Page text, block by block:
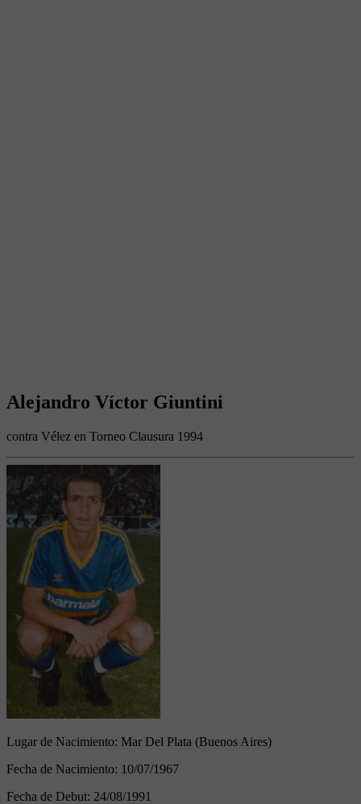
Alejandro Víctor Giuntini
contra Vélez en Torneo Clausura 1994
Lugar de Nacimiento: Mar Del Plata (Buenos Aires)
Fecha de Nacimiento: 10/07/1967
Fecha de Debut: 24/08/1991